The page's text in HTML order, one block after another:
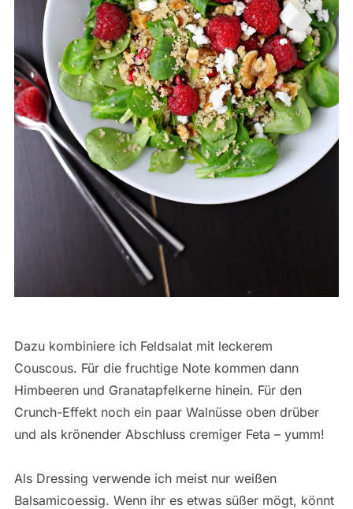
Dazu kombiniere ich Feldsalat mit leckerem
Couscous. Für die fruchtige Note kommen dann
Himbeeren und Granatapfelkerne hinein. Für den
Crunch-Effekt noch ein paar Walnüsse oben drüber
und als krönender Abschluss cremiger Feta – yumm!
Als Dressing verwende ich meist nur weißen
Balsamicoessig. Wenn ihr es etwas süßer mögt, könnt